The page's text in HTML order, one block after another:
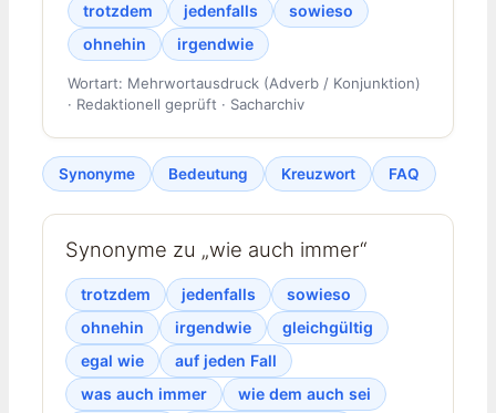
trotzdem jedenfalls
sowieso
ohnehin
irgendwie
Wortart: Mehrwortausdruck (Adverb / Konjunktion)
· Redaktionell geprüft · Sacharchiv
Synonyme Bedeutung Kreuzwort FAQ
Synonyme zu „wie auch immer“
trotzdem jedenfalls
sowieso
ohnehin
irgendwie
gleichgültig
egal wie
auf jeden Fall
was auch immer
wie dem auch sei